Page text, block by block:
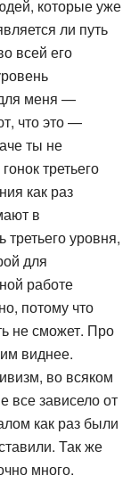
которые уже
ли путь
всей его
меня —
что это —
ты не
третьего
как раз
в
уровня,
для
работе
потому что
не сможет. Про
виднее.
во всяком
все зависело от
как раз были
Так же
много.